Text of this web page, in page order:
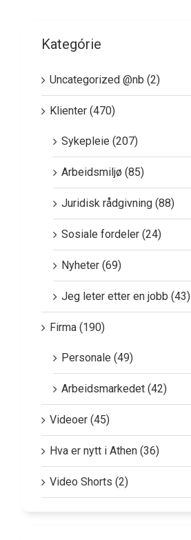
Kategórie
Uncategorized @nb (2)
Klienter (470)
Sykepleie (207)
Arbeidsmiljø (85)
Juridisk rådgivning (88)
Sosiale fordeler (24)
Nyheter (69)
Jeg leter etter en jobb (43)
Firma (190)
Personale (49)
Arbeidsmarkedet (42)
Videoer (45)
Hva er nytt i Athen (36)
Video Shorts (2)